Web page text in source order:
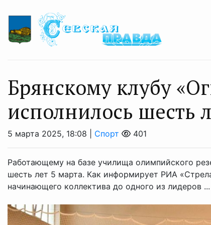
Брянскому клубу
исполнилось шесть
5 марта 2025, 18:08 | Спорт 401
Работающему на базе училища олимпийского
шесть лет 5 марта. Как информирует РИА
начинающего коллектива до одного из лидеров ...